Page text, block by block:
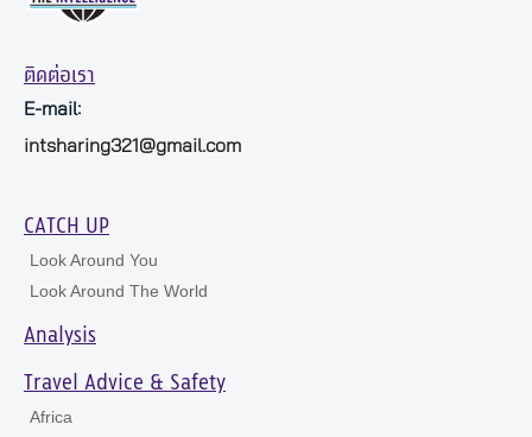
ติดต่อเรา
E-mail:
intsharing321@gmail.com
CATCH UP
Look Around You
Look Around The World
Analysis
Travel Advice & Safety
Africa